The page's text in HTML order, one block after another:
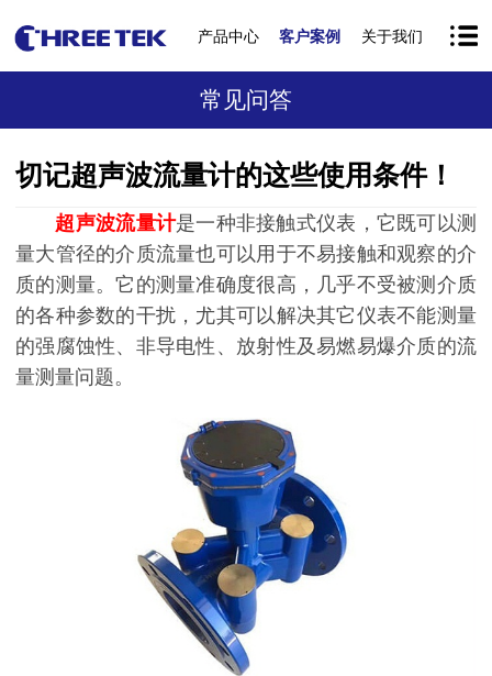
产品中心 客户案例 关于我们
常见问答
切记超声波流量计的这些使用条件！
超声波流量计是一种非接触式仪表，它既可以测
量大管径的介质流量也可以用于不易接触和观察的介
质的测量。它的测量准确度很高，几乎不受被测介质
的各种参数的干扰，尤其可以解决其它仪表不能测量
的强腐蚀性、非导电性、放射性及易燃易爆介质的流
量测量问题。